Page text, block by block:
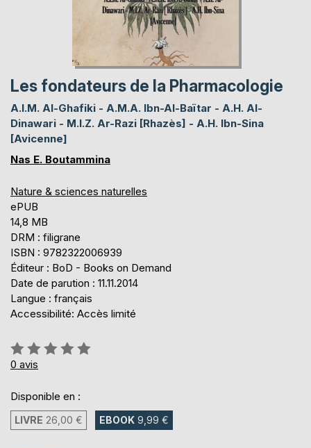
Les fondateurs de la Pharmacologie
A.I.M. Al-Ghafiki - A.M.A. Ibn-Al-Baïtar - A.H. Al-
Dinawari - M.I.Z. Ar-Razi [Rhazès] - A.H. Ibn-Sina
[Avicenne]
Nas E. Boutammina
Nature & sciences naturelles
ePUB
14,8 MB
DRM : filigrane
ISBN : 9782322006939
Éditeur : BoD - Books on Demand
Date de parution : 11.11.2014
Langue : français
Accessibilité: Accès limité
Évaluation:
0%
0 avis
Disponible en :
LIVRE 26,00 € EBOOK 9,99 €